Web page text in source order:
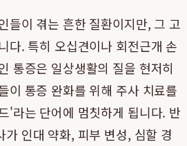
들이 겪는 흔한 질환이지만, 그 고
다. 특히 오십견이나 회전근개 손
통증은 일상생활의 질을 현저히
이 통증 완화를 위해 주사 치료를
'라는 단어에 멈칫하게 됩니다. 반
가 인대 약화, 피부 변성, 심할 경